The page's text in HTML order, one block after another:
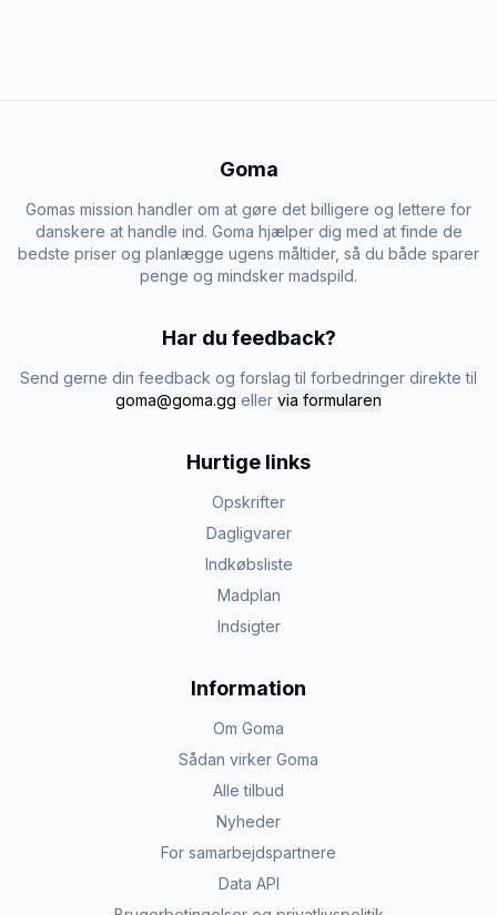
Goma
Gomas mission handler om at gøre det billigere og lettere for
danskere at handle ind. Goma hjælper dig med at finde de
bedste priser og planlægge ugens måltider, så du både sparer
penge og mindsker madspild.
Har du feedback?
Send gerne din feedback og forslag til forbedringer direkte til
goma@goma.gg eller via formularen
Hurtige links
Opskrifter
Dagligvarer
Indkøbsliste
Madplan
Indsigter
Information
Om Goma
Sådan virker Goma
Alle tilbud
Nyheder
For samarbejdspartnere
Data API